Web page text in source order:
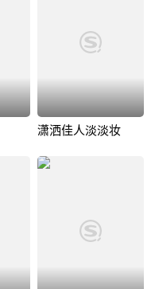
潇洒佳人淡淡妆